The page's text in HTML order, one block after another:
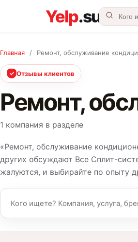
Главная / Ремонт, обслуживание
✓ Отзывы клиентов
Ремонт,
1 компания в разделе
«Ремонт, обслуживание
других обсуждают Все Сплит-
жалуются, и выбирайте по опыту
Название компании или услуга